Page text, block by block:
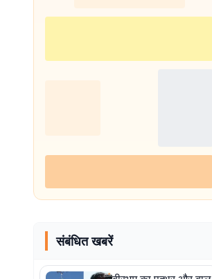
संबंधित खबरें